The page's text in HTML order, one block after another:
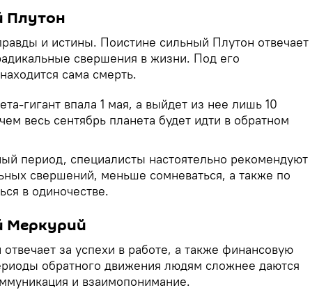
Плутон
и истины. Поистине сильный Плутон отвечает
свершения в жизни. Под его
сама смерть.
гигант впала 1 мая, а выйдет из нее лишь 10
весь сентябрь планета будет идти в обратном
период, специалисты настоятельно рекомендуют
свершений, меньше сомневаться, а также по
в одиночестве.
Меркурий
за успехи в работе, а также финансовую
обратного движения людям сложнее даются
и взаимопонимание.